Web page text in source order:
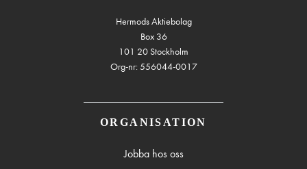
Hermods Aktiebolag
Box 36
101 20 Stockholm
Org-nr: 556044-0017
ORGANISATION
Jobba hos oss